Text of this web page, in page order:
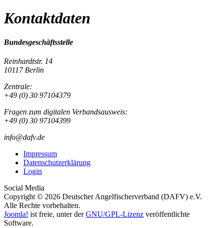
Kontaktdaten
Bundesgeschäftsstelle
Reinhardtstr. 14
10117 Berlin
Zentrale:
+49 (0) 30 97104379
Fragen zum digitalen Verbandsausweis:
+49 (0) 30 97104399
info@dafv.de
Impressum
Datenschutzerklärung
Login
Social Media
Copyright © 2026 Deutscher Angelfischerverband (DAFV) e.V.
Alle Rechte vorbehalten.
Joomla! ist freie, unter derGNU/GPL-Lizenz veröffentlichte
Software.